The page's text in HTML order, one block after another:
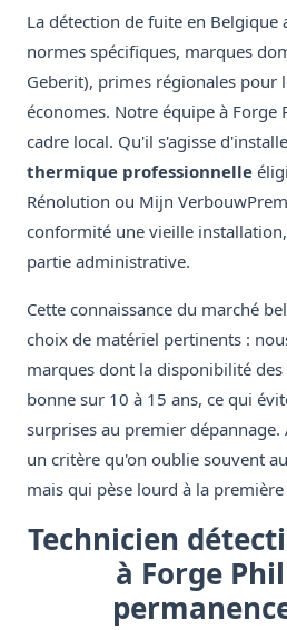
La détection de fuite en Belgique
normes spécifiques, marques
Geberit), primes régionales pour
économes. Notre équipe à Forge
cadre local. Qu'il s'agisse
thermique professionnelle
Rénolution ou Mijn
conformité une vieille
partie administrative.
Cette connaissance du marché
choix de matériel pertinents :
marques dont la disponibilité des
bonne sur 10 à 15 ans, ce qui
surprises au premier dépannage.
un critère qu'on oublie souvent
mais qui pèse lourd à la première
Technicien
à Forge